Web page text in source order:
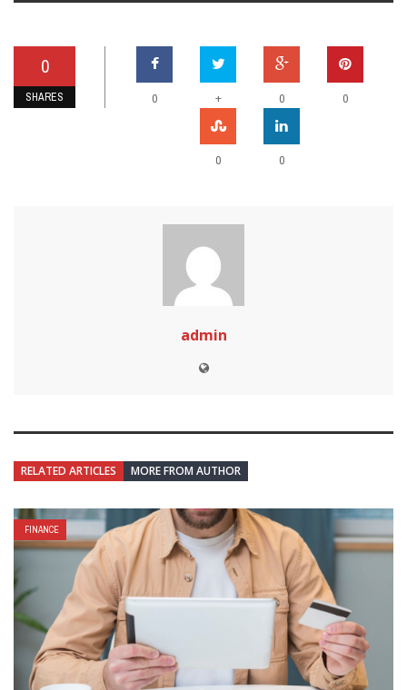
0
SHARES 0 + 0 0
0 0
admin
RELATED ARTICLES MORE FROM AUTHOR
FINANCE